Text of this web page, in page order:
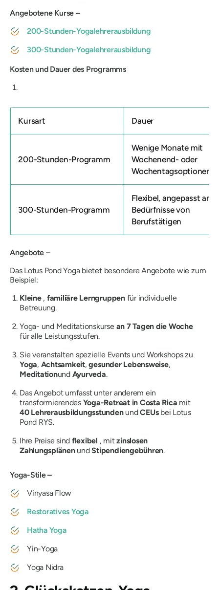
Angebotene Kurse –
200-Stunden-Yogalehrerausbildung
300-Stunden-Yogalehrerausbildung
Kosten und Dauer des Programms
Kursart Dauer
200-Stunden-Programm
Wenige Monate mit
Wochenend- oder
Wochentagsoptionen
300-Stunden-Programm
Flexibel, angepasst an
Bedürfnisse von
Berufstätigen
Angebote –
Das Lotus Pond Yoga bietet besondere Angebote wie zum
Beispiel:
Kleine, familiäre Lerngruppenfür individuelle
Betreuung.
Yoga- und Meditationskurse an 7Tagen die Woche
für alle Leistungsstufen.
Sie veranstalten spezielle Events und Workshops zu
Yoga, Achtsamkeit,gesunder Lebensweise,
Meditationund Ayurveda.
Das Angebot umfasst unter anderem ein
transformierendes Yoga-Retreat in Costa Rica mit
40 LehrerausbildungsstundenundCEUsbei Lotus
Pond RYS.
Ihre Preise sind flexibel , mitzinslosen
ZahlungsplänenundStipendiengebühren.
Yoga-Stile –
Vinyasa Flow
Restoratives Yoga
Hatha Yoga
Yin-Yoga
Yoga Nidra